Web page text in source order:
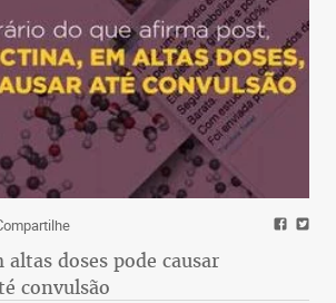
doses pode causar
convulsão